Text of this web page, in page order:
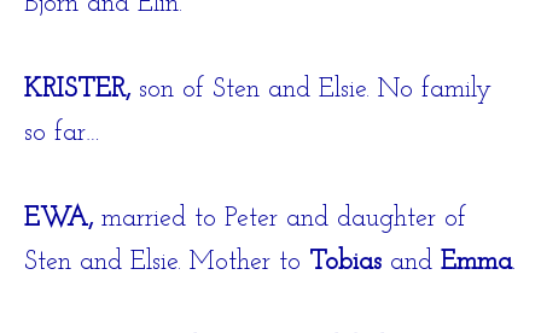
KRISTER, son of Sten and Elsie. No family
so far…
EWA, married to Peter and daughter of
Sten and Elsie. Mother to Tobias and Emma.